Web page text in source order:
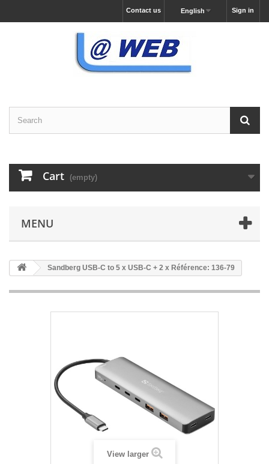
Sign in
English
Contact us
Cart (empty)
MENU
Sandberg USB-C to 5 x USB-C + 2 x Référence: 136-79
View larger